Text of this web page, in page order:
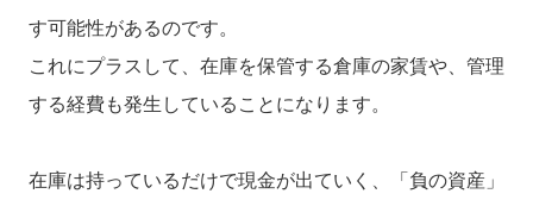
す可能性があるのです。
これにプラスして、在庫を保管する倉庫の家賃や、管理
する経費も発生していることになります。
在庫は持っているだけで現金が出ていく、「負の資産」